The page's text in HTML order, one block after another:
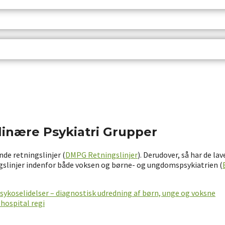
Psykiatri Grupper
retningslinjer (DMPG Retningslinjer). Derudover, så har de
indenfor både voksen og børne- og ungdomspsykiatrien (
– diagnostisk udredning af børn, unge og voksne
hospital regi